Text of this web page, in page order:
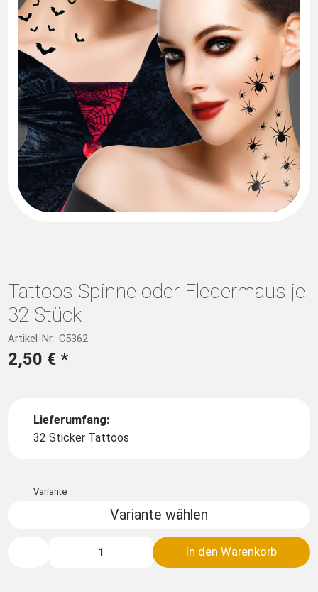
Tattoos Spinne oder Fledermaus je
32 Stück
Artikel-Nr.: C5362
2,50 € *
Lieferumfang:
32 Sticker Tattoos
Variante
Variante wählen
In den Warenkorb